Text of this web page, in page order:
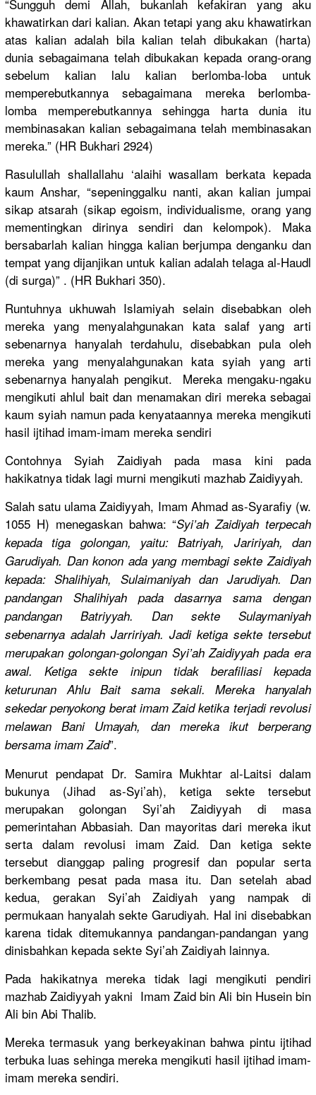
“Sungguh demi Allah, bukanlah kefakiran yang aku
khawatirkan dari kalian. Akan tetapi yang aku khawatirkan
atas kalian adalah bila kalian telah dibukakan (harta)
dunia sebagaimana telah dibukakan kepada orang-orang
sebelum kalian lalu kalian berlomba-loba untuk
memperebutkannya sebagaimana mereka berlomba-
lomba memperebutkannya sehingga harta dunia itu
membinasakan kalian sebagaimana telah membinasakan
mereka.” (HR Bukhari 2924)
Rasulullah shallallahu ‘alaihi wasallam berkata kepada
kaum Anshar, “sepeninggalku nanti, akan kalian jumpai
sikap atsarah (sikap egoism, individualisme, orang yang
mementingkan dirinya sendiri dan kelompok). Maka
bersabarlah kalian hingga kalian berjumpa denganku dan
tempat yang dijanjikan untuk kalian adalah telaga al-Haudl
(di surga)” . (HR Bukhari 350).
Runtuhnya ukhuwah Islamiyah selain disebabkanoleh
mereka yang menyalahgunakan kata salaf yang arti
sebenarnya hanyalah terdahulu, disebabkan pula oleh
mereka yang menyalahgunakan kata syiah yang arti
sebenarnya hanyalah pengikut. Mereka mengaku-ngaku
mengikuti ahlul bait dan menamakan diri mereka sebagai
kaum syiah namun pada kenyataannya mereka mengikuti
hasil ijtihad imam-imam mereka sendiri
Contohnya Syiah Zaidiyah pada masa kini pada
hakikatnya tidak lagi murni mengikuti mazhab Zaidiyyah.
Salah satu ulama Zaidiyyah, Imam Ahmad as-Syarafiy (w.
1055 H) menegaskanbahwa: “Syi’ah Zaidiyah terpecah
kepada tiga golongan, yaitu: Batriyah, Jaririyah, dan
Garudiyah. Dan konon ada yang membagi sekte Zaidiyah
kepada: Shalihiyah, Sulaimaniyah dan Jarudiyah. Dan
pandangan Shalihiyahpada dasarnya sama dengan
pandangan Batriyyah. Dan sekte Sulaymaniyah
sebenarnya adalah Jarririyah. Jadi ketiga sekte tersebut
merupakan golongan-golongan Syi’ah Zaidiyyah pada era
awal. Ketiga sekte inipun tidak berafiliasi kepada
keturunan Ahlu Bait sama sekali. Mereka hanyalah
sekedar penyokong berat imam Zaid ketika terjadi revolusi
melawan Bani Umayah, dan mereka ikut berperang
bersama imam Zaid”.
Menurut pendapat Dr. Samira Mukhtar al-Laitsi dalam
bukunya (Jihad as-Syi’ah), ketiga sekte tersebut
merupakan golongan Syi’ah Zaidiyyah di masa
pemerintahan Abbasiah. Dan mayoritas dari mereka ikut
serta dalam revolusi imam Zaid. Dan ketiga sekte
tersebut dianggap paling progresif dan popular serta
berkembang pesat pada masa itu. Dan setelah abad
kedua, gerakan Syi’ah Zaidiyah yang nampak di
permukaan hanyalah sekte Garudiyah. Hal ini disebabkan
karena tidak ditemukannya pandangan-pandangan yang
dinisbahkan kepada sekte Syi’ah Zaidiyah lainnya.
Pada hakikatnyamereka tidak lagi mengikuti pendiri
mazhab Zaidiyyah yakni Imam Zaid bin Ali bin Husein bin
Ali bin Abi Thalib.
Mereka termasuk yang berkeyakinan bahwa pintu ijtihad
terbuka luas sehinga mereka mengikuti hasil ijtihad imam-
imam mereka sendiri.